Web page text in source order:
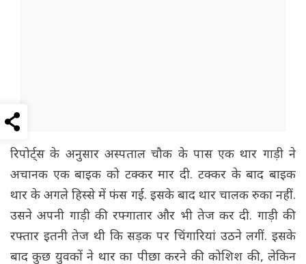
रिपोर्ट्स के अनुसार अस्पताल चौक के पास एक थार गाड़ी ने
अचानक एक बाइक को टक्कर मार दी. टक्कर के बाद बाइक
थार के अगले हिस्से में फंस गई. इसके बाद थार चालक रुका नहीं.
उसने अपनी गाड़ी की रफ्गातार और भी तेज कर दी. गाड़ी की
रफ्तार इतनी तेज थी कि सड़क पर चिंगारियां उठने लगीं. इसके
बाद कुछ युवकों ने थार का पीछा करने की कोशिश की, लेकिन